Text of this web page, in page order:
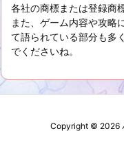
各社の商標または登録商
また、ゲーム内容や攻略
て語られている部分も多
でくださいね。
Copyright © 2026